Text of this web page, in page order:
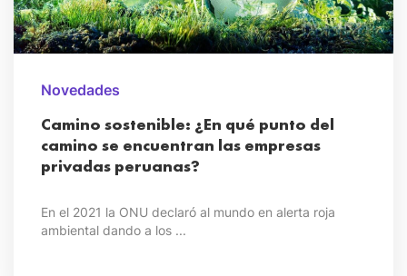
Novedades
Camino sostenible: ¿En qué punto del
camino se encuentran las empresas
privadas peruanas?
En el 2021 la ONU declaró al mundo en alerta roja
ambiental dando a los ...